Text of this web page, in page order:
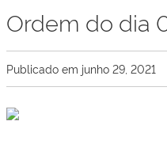
Ordem do dia
Publicado em junho 29, 2021